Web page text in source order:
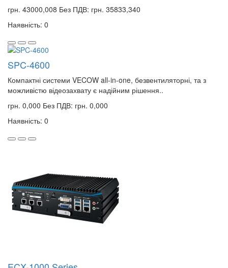
грн. 43000,008 Без ПДВ: грн. 35833,340
Наявність: 0
SPC-4600
Компактні системи VECOW all-in-one, безвентиляторні, та з
можливістю відеозахвату є надійним рішення..
грн. 0,000 Без ПДВ: грн. 0,000
Наявність: 0